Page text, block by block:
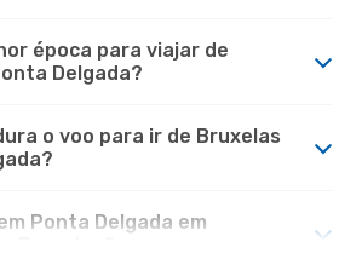
época para viajar de
Delgada?
o voo para ir de Bruxelas
Ponta Delgada em